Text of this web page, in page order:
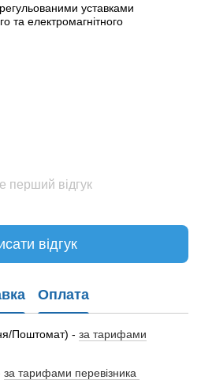
уставками
та електромагнітного
перший відгук
відгук
Оплата
Поштомат) - за тарифами
за тарифами перевізника